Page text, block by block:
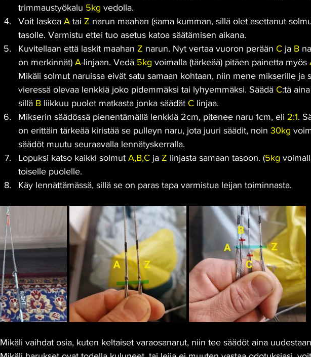
trimmaustyökalu 5kg vedolla.
Voit laskea A tai Z narun maahan (sama kumman, sillä olet asettanut
tasolle. Varmistu ettei tuo asetus katoa säätämisen aikana.
Kuvitellaan että laskit maahan Z narun. Nyt vertaa vuoron perään C ja B
on merkinnät) A-linjaan. Vedä 5kg voimalla (tärkeää) pitäen painetta myös
Mikäli solmut naruissa eivät satu samaan kohtaan, niin mene mikserille ja
vieressä olevaa lenkkiä joko pidemmäksi tai lyhyemmäksi. Säädä C:tä
sillä B liikkuu puolet matkasta jonka säädät C linjaa.
Mikserin säädössä pienentämällä lenkkiä 2cm, pitenee naru 1cm, eli 2:1.
on erittäin tärkeää kiristää se pulleyn naru, jota juuri säädit, noin 30kg
säädöt muutu seuraavalla lennätyskerralla.
Lopuksi katso kaikki solmut A,B,C ja Z linjasta samaan tasoon. (5kg
toiselle puolelle.
Käy lennättämässä, sillä se on paras tapa varmistua leijan toiminnasta.
Mikäli vaihdat osia, kuten keltaiset varaosanarut, niin tee säädöt aina